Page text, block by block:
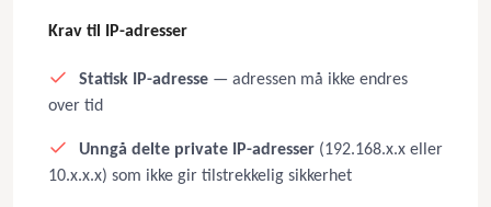
Krav til IP-adresser
Statisk IP-adresse— adressen må ikke endres
over tid
Unngå delte private IP-adresser(192.168.x.x eller
10.x.x.x) som ikke gir tilstrekkelig sikkerhet